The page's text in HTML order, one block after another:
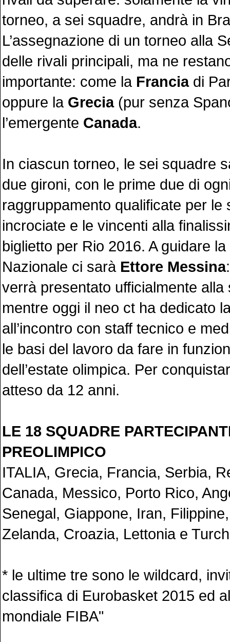
torneo, a sei squadre, andrà in
L’assegnazione di un torneo alla
delle rivali principali, ma ne
importante: come la Franciadi
oppure la Grecia(pur senza
l’emergente Canada.
In ciascun torneo, le sei squadre
due gironi, con le prime due di
raggruppamento qualificate per le
incrociate e le vincenti alla
biglietto per Rio 2016. A guidare
Nazionale ci sarà Ettore Messina
verrà presentato ufficialmente alla
mentre oggi il neo ct ha dedicato
all’incontro con staff tecnico e
le basi del lavoro da fare in
dell’estate olimpica. Per
atteso da 12 anni.
LE 18 SQUADRE
PREOLIMPICO
ITALIA, Grecia, Francia, Serbia,
Canada, Messico, Porto Rico,
Senegal, Giappone, Iran,
Zelanda, Croazia, Lettonia e
* le ultime tre sono le wildcard,
classifica di Eurobasket 2015 ed
mondiale FIBA"